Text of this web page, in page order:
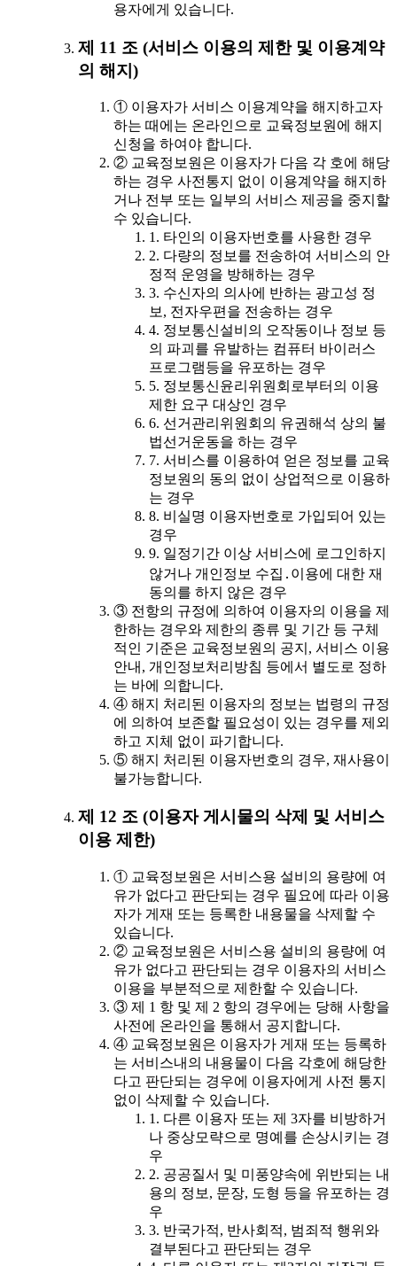
용자에게 있습니다.
제 11 조 (서비스 이용의 제한 및 이용계약
의 해지)
① 이용자가 서비스 이용계약을 해지하고자
하는 때에는 온라인으로 교육정보원에 해지
신청을 하여야 합니다.
② 교육정보원은 이용자가 다음 각 호에 해당
하는 경우 사전통지 없이 이용계약을 해지하
거나 전부 또는 일부의 서비스 제공을 중지할
수 있습니다.
1. 타인의 이용자번호를 사용한 경우
2. 다량의 정보를 전송하여 서비스의 안
정적 운영을 방해하는 경우
3. 수신자의 의사에 반하는 광고성 정
보, 전자우편을 전송하는 경우
4. 정보통신설비의 오작동이나 정보 등
의 파괴를 유발하는 컴퓨터 바이러스
프로그램등을 유포하는 경우
5. 정보통신윤리위원회로부터의 이용
제한 요구 대상인 경우
6. 선거관리위원회의 유권해석 상의 불
법선거운동을 하는 경우
7. 서비스를 이용하여 얻은 정보를 교육
정보원의 동의 없이 상업적으로 이용하
는 경우
8. 비실명 이용자번호로 가입되어 있는
경우
9. 일정기간 이상 서비스에 로그인하지
않거나 개인정보 수집․이용에 대한 재
동의를 하지 않은 경우
③ 전항의 규정에 의하여 이용자의 이용을 제
한하는 경우와 제한의 종류 및 기간 등 구체
적인 기준은 교육정보원의 공지, 서비스 이용
안내, 개인정보처리방침 등에서 별도로 정하
는 바에 의합니다.
④ 해지 처리된 이용자의 정보는 법령의 규정
에 의하여 보존할 필요성이 있는 경우를 제외
하고 지체 없이 파기합니다.
⑤ 해지 처리된 이용자번호의 경우, 재사용이
불가능합니다.
제 12 조 (이용자 게시물의 삭제 및 서비스
이용 제한)
① 교육정보원은 서비스용 설비의 용량에 여
유가 없다고 판단되는 경우 필요에 따라 이용
자가 게재 또는 등록한 내용물을 삭제할 수
있습니다.
② 교육정보원은 서비스용 설비의 용량에 여
유가 없다고 판단되는 경우 이용자의 서비스
이용을 부분적으로 제한할 수 있습니다.
③ 제 1 항 및 제 2 항의 경우에는 당해 사항을
사전에 온라인을 통해서 공지합니다.
④ 교육정보원은 이용자가 게재 또는 등록하
는 서비스내의 내용물이 다음 각호에 해당한
다고 판단되는 경우에 이용자에게 사전 통지
없이 삭제할 수 있습니다.
1. 다른 이용자 또는 제 3자를 비방하거
나 중상모략으로 명예를 손상시키는 경
우
2. 공공질서 및 미풍양속에 위반되는 내
용의 정보, 문장, 도형 등을 유포하는 경
우
3. 반국가적, 반사회적, 범죄적 행위와
결부된다고 판단되는 경우